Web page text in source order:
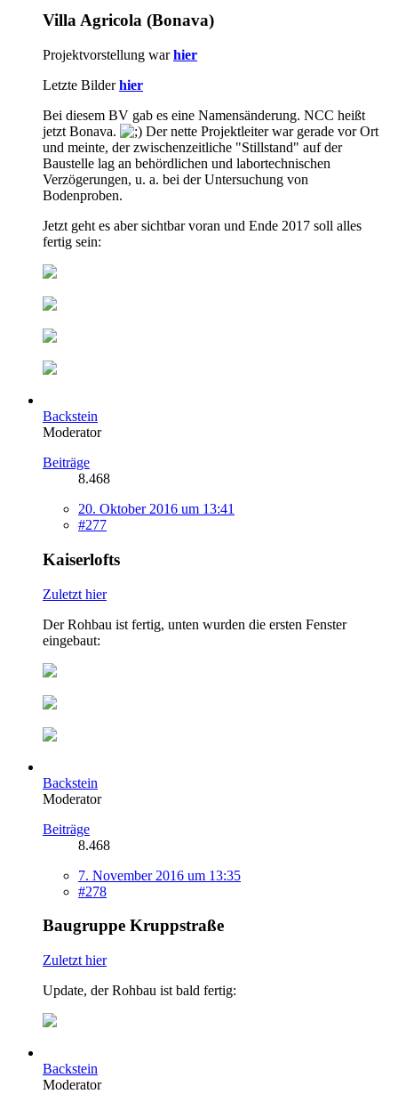
Villa Agricola (Bonava)
Projektvorstellung warhier
Letzte Bilderhier
Bei diesem BV gab es eine Namensänderung. NCC heißt
jetzt Bonava.
Der nette Projektleiter war gerade vor Ort
und meinte, der zwischenzeitliche "Stillstand" auf der
Baustelle lag an behördlichen und labortechnischen
Verzögerungen, u. a. bei der Untersuchung von
Bodenproben.
Jetzt geht es aber sichtbar voran und Ende 2017 soll alles
fertig sein:
Backstein
Moderator
Beiträge
8.468
20. Oktober 2016 um 13:41
#277
Kaiserlofts
Zuletzt hier
Der Rohbau ist fertig, unten wurden die ersten Fenster
eingebaut:
Backstein
Moderator
Beiträge
8.468
7. November 2016 um 13:35
#278
Baugruppe Kruppstraße
Zuletzt hier
Update, der Rohbau ist bald fertig:
Backstein
Moderator